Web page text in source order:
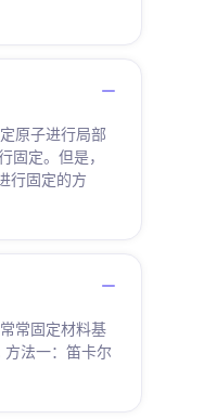
原子进行局部
定。但是，
行固定的方
常固定材料基
法一：笛卡尔